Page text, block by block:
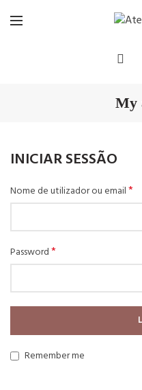
My
INICIAR SESSÃO
Nome de utilizador ou email*
Password*
Remember me